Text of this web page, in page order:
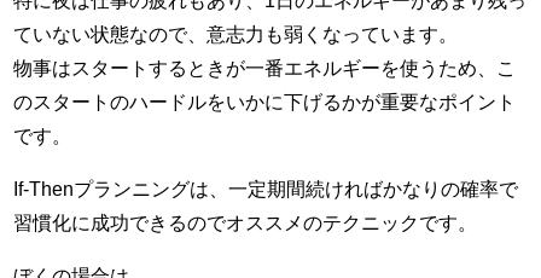
ていない状態なので、意志力も弱くなっています。
物事はスタートするときが一番エネルギーを使うため、こ
のスタートのハードルをいかに下げるかが重要なポイント
です。
If-Thenプランニングは、一定期間続ければかなりの確率で
習慣化に成功できるのでオススメのテクニックです。